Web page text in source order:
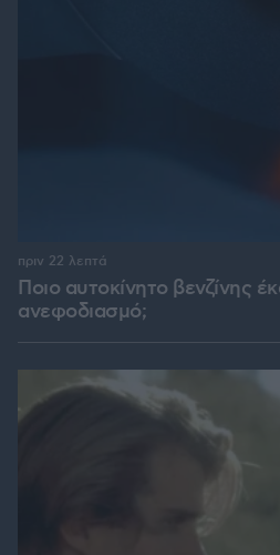
Ποιο αυτοκίνητο βενζίνης
ανεφοδιασμό;
πριν 22 λεπτά